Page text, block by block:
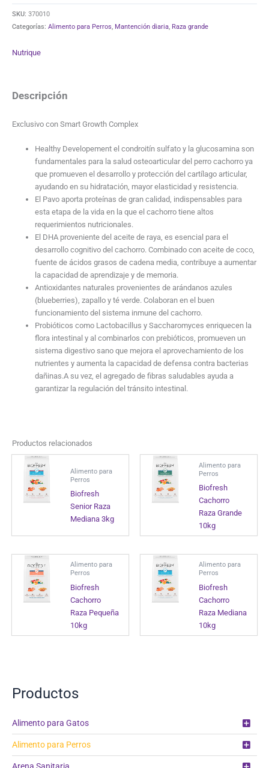
Productos
Alimento para Gatos
Alimento para Perros
SKU: 370010
Categorías: Alimento para Perros, Mantención diaria, Raza grande
Nutrique
Descripción
Exclusivo con Smart Growth Complex
Healthy Developement el condroitín sulfato y la glucosamina son
fundamentales para la salud osteoarticular del perro cachorro ya
que promueven el desarrollo y protección del cartílago articular,
ayudando en su hidratación, mayor elasticidad y resistencia.
El Pavo aporta proteínas de gran calidad, indispensables para
esta etapa de la vida en la que el cachorro tiene altos
requerimientos nutricionales.
El DHA proveniente del aceite de raya, es esencial para el
desarrollo cognitivo del cachorro. Combinado con aceite de coco,
fuente de ácidos grasos de cadena media, contribuye a aumentar
la capacidad de aprendizaje y de memoria.
Antioxidantes naturales provenientes de arándanos azules
(blueberries), zapallo y té verde. Colaboran en el buen
funcionamiento del sistema inmune del cachorro.
Probióticos como Lactobacillus y Saccharomycesenriquecen la
flora intestinal y al combinarlos con prebióticos, promueven un
sistema digestivo sano que mejora el aprovechamiento de los
nutrientes y aumenta la capacidad de defensa contra bacterias
dañinas.A su vez, el agregado de fibras saludables ayuda a
garantizar la regulación del tránsito intestinal.
Productos relacionados
Alimento para
Perros
Biofresh
Senior Raza
Mediana 3kg
Alimento para
Perros
Biofresh
Cachorro
Raza Grande
10kg
Alimento para
Perros
Biofresh
Cachorro
Raza Pequeña
10kg
Alimento para
Perros
Biofresh
Cachorro
Raza Mediana
10kg